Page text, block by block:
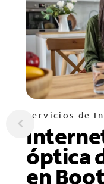
Servicios de
óptica
en